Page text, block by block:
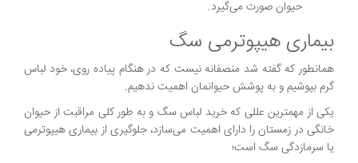
حیوان صورت می‌گیرد.
بیماری هیپوترمی سگ
همانطور که گفته شد منصفانه نیست که در هنگام پیاده روی، خود لباس
گرم بپوشیم و به پوشش حیوانمان اهمیت ندهیم.
یکی از مهمترین عللی که خرید لباس سگ و به طور کلی مراقبت از حیوان
خانگی در زمستان را دارای اهمیت می‌سازد، جلوگیری از بیماری هیپوترمی
یا سرمازدگی سگ است؛